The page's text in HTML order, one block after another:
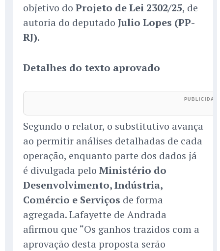
objetivo do Projeto de Lei 2302/25, de
autoria do deputado Julio Lopes (PP-
RJ).
Detalhes do texto aprovado
Segundo o relator, o substitutivo avança
ao permitir análises detalhadas de cada
operação, enquanto parte dos dados já
é divulgada pelo Ministério do
Desenvolvimento, Indústria,
Comércio e Serviços de forma
agregada. Lafayette de Andrada
afirmou que “Os ganhos trazidos com a
aprovação desta proposta serão